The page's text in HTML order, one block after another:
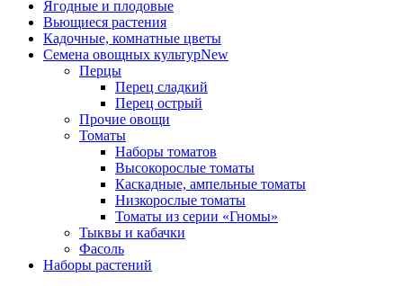
Ягодные и плодовые
Вьющиеся растения
Кадочные, комнатные цветы
Семена овощных культурNew
Перцы
Перец сладкий
Перец острый
Прочие овощи
Томаты
Наборы томатов
Высокорослые томаты
Каскадные, ампельные томаты
Низкорослые томаты
Томаты из серии «Гномы»
Тыквы и кабачки
Фасоль
Наборы растений